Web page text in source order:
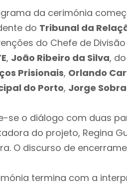
da cerimónia
do Tribunal da
do Chefe de
, João Ribeiro da Silva,
Prisionais, Orlando
do Porto, Jorge
se o diálogo com duas
do projeto, Regina
O discurso de
termina com a